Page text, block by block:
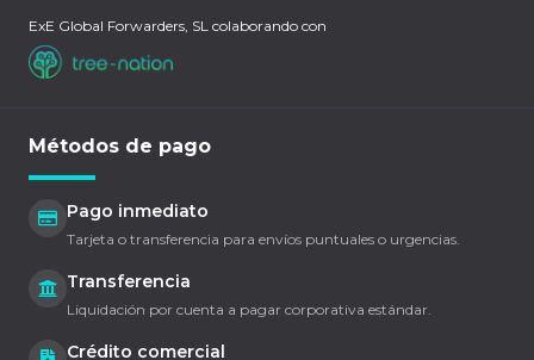
ExE Global Forwarders, SL colaborando con
Métodos de pago
Pago inmediato
Tarjeta o transferencia para envíos puntuales o urgencias.
Transferencia
Liquidación por cuenta a pagar corporativa estándar.
Crédito comercial